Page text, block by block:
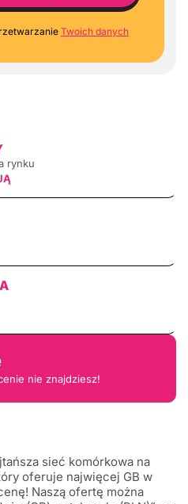
Twoich danych
rynku
nie znajdziesz!
sieć komórkowa na
oferuje najwięcej GB w
Naszą ofertę można